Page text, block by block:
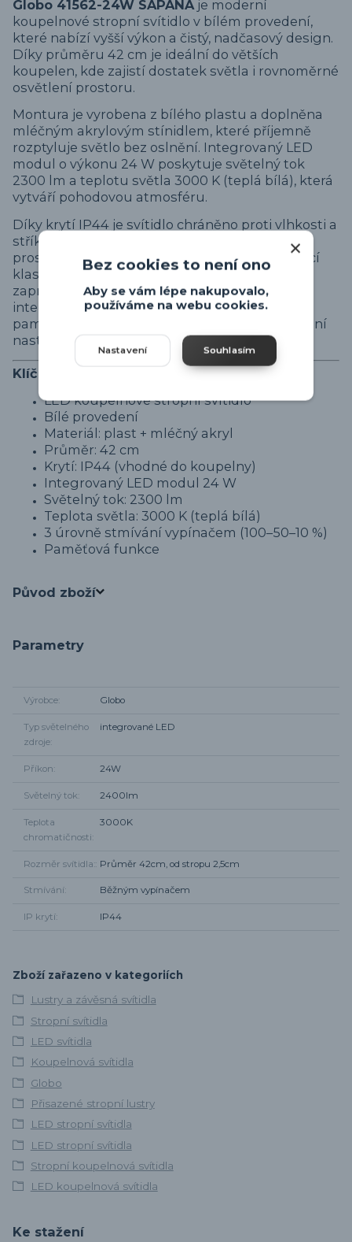
Globo 41562-24W SAPANA je moderní
koupelnové stropní svítidlo v bílém provedení,
které nabízí vyšší výkon a čistý, nadčasový design.
Díky průměru 42 cm je ideální do větších
koupelen, kde zajistí dostatek světla i rovnoměrné
osvětlení prostoru.
Montura je vyrobena z bílého plastu a doplněna
mléčným akrylovým stínidlem, které příjemně
rozptyluje světlo bez oslnění. Integrovaný LED
modul o výkonu 24 W poskytuje světelný tok
2300 lm a teplotu světla 3000 K (teplá bílá), která
vytváří pohodovou atmosféru.
Díky krytí IP44 je svítidlo chráněno proti vlhkosti a
stříkající vodě, a je tak vhodné pro koupelnové
prostředí. Praktickou funkcí je stmívání pomocí
klasického nástěnného vypínače – postupným
zapnutím lze přepínat mezi 100 %, 50 % a 10 %
intenzity světla. Svítidlo je navíc vybaveno
paměťovou funkcí, která si zapamatuje poslední
nastavení.
Klíčové vlastnosti
LED koupelnové stropní svítidlo
Bílé provedení
Materiál: plast + mléčný akryl
Průměr: 42 cm
Krytí: IP44 (vhodné do koupelny)
Integrovaný LED modul 24 W
Světelný tok: 2300 lm
Teplota světla: 3000 K (teplá bílá)
3 úrovně stmívání vypínačem (100–50–10 %)
Paměťová funkce
Původ zboží
Parametry
Výrobce Globo
Typ světelného
zdroje
integrované LED
Příkon 24W
Světelný tok 2400lm
Teplota
chromatičnosti
3000K
Rozměr svítidla: Průměr 42cm, od stropu 2,5cm
Stmívání Běžným vypínačem
IP krytí IP44
Zboží zařazeno v kategoriích
Lustry a závěsná svítidla
Stropní svítidla
LED svítidla
Koupelnová svítidla
Globo
Přisazené stropní lustry
LED stropní svítidla
LED stropní svítidla
Stropní koupelnová svítidla
LED koupelnová svítidla
Ke stažení
Bez cookies to není ono
Aby se vám lépe nakupovalo,
používáme na webu cookies.
Nastavení Souhlasím